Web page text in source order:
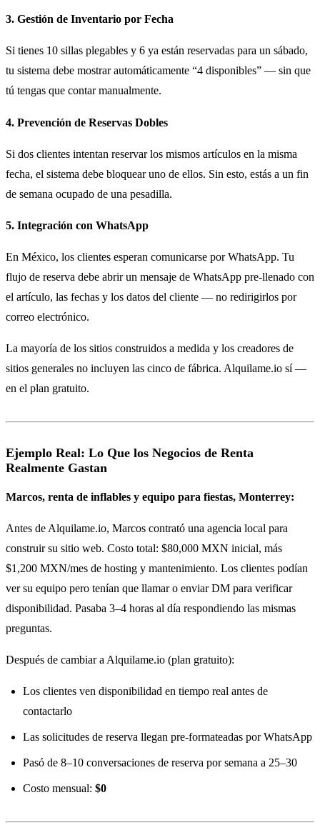
3. Gestión de Inventario por Fecha
Si tienes 10 sillas plegables y 6 ya están reservadas para un sábado,
tu sistema debe mostrar automáticamente “4 disponibles” — sin que
tú tengas que contar manualmente.
4. Prevención de Reservas Dobles
Si dos clientes intentan reservar los mismos artículos en la misma
fecha, el sistema debe bloquear uno de ellos. Sin esto, estás a un fin
de semana ocupado de una pesadilla.
5. Integración con WhatsApp
En México, los clientes esperan comunicarse por WhatsApp. Tu
flujo de reserva debe abrir un mensaje de WhatsApp pre-llenado con
el artículo, las fechas y los datos del cliente — no redirigirlos por
correo electrónico.
La mayoría de los sitios construidos a medida y los creadores de
sitios generales no incluyen las cinco de fábrica. Alquilame.io sí —
en el plan gratuito.
Ejemplo Real: Lo Que los Negocios de Renta
Realmente Gastan
Marcos, renta de inflables y equipo para fiestas, Monterrey:
Antes de Alquilame.io, Marcos contrató una agencia local para
construir su sitio web. Costo total: $80,000 MXN inicial, más
$1,200 MXN/mes de hosting y mantenimiento. Los clientes podían
ver su equipo pero tenían que llamar o enviar DM para verificar
disponibilidad. Pasaba 3–4 horas al día respondiendo las mismas
preguntas.
Después de cambiar a Alquilame.io (plan gratuito):
Los clientes ven disponibilidad en tiempo real antes de
contactarlo
Las solicitudes de reserva llegan pre-formateadas por WhatsApp
Pasó de 8–10 conversaciones de reserva por semana a 25–30
Costo mensual: $0